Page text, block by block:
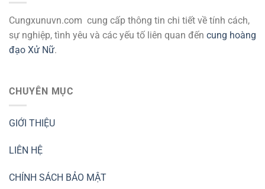
Cungxunuvn.com cung cấp thông tin chi tiết về tính cách,
sự nghiệp, tình yêu và các yếu tố liên quan đến cung hoàng
đạo Xử Nữ.
CHUYÊN MỤC
GIỚI THIỆU
LIÊN HỆ
CHÍNH SÁCH BẢO MẬT